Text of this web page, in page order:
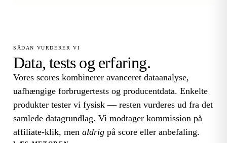
SÅDAN VURDERER VI
Data, tests og erfaring.
Vores scores kombinerer avanceret dataanalyse,
uafhængige forbrugertests og producentdata. Enkelte
produkter tester vi fysisk — resten vurderes ud fra det
samlede datagrundlag. Vi modtager kommission på
affiliate-klik, men aldrig på score eller anbefaling.